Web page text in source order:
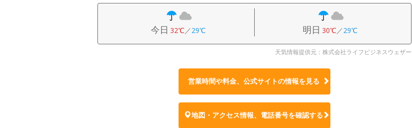
今日 32℃／29℃ 明日 30℃／29℃
天気情報提供元：株式会社ライフビジネスウェザー
営業時間や料金、公式サイトの情報を見る
地図・アクセス情報、電話番号を確認する